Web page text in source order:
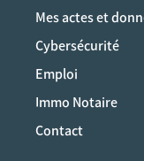
Mes actes et
Cybersécurité
Emploi
Immo Notaire
Contact